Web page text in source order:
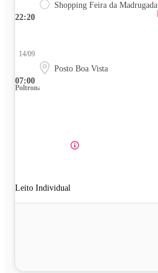
22:20
Shopping Feira da Madrugada
07:00
14/09
Posto Boa Vista
Poltrona
Leito Individual